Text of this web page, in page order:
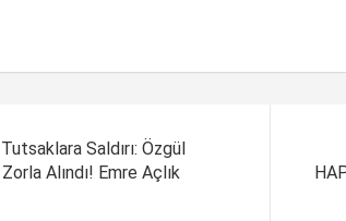
Saldırı: Özgül
Alındı! Emre Açlık